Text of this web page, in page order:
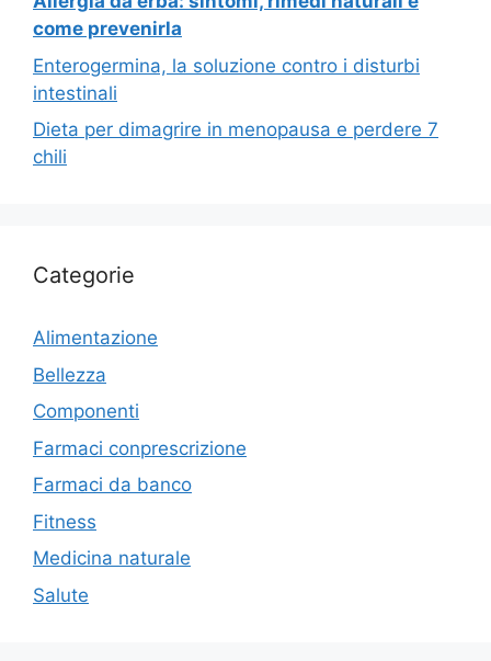
come prevenirla
Enterogermina, la soluzione contro i disturbi
intestinali
Dieta per dimagrire in menopausa e perdere 7
chili
Categorie
Alimentazione
Bellezza
Componenti
Farmaci conprescrizione
Farmaci da banco
Fitness
Medicina naturale
Salute